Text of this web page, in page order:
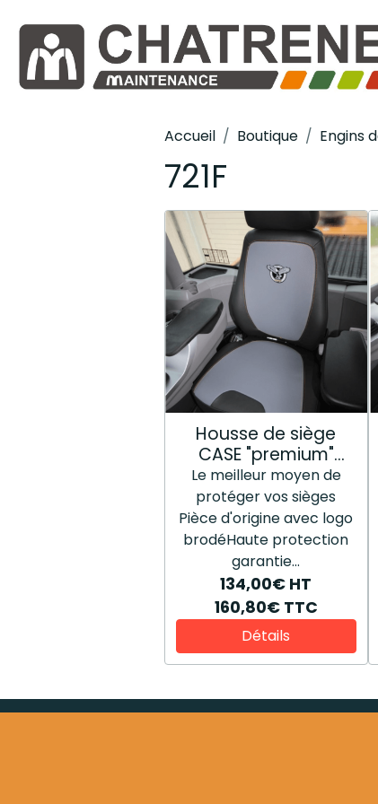
Accueil Boutique Engins
721F
Housse de siège
CASE "premium"
48196808
Le meilleur moyen de
protéger vos sièges
Pièce d'origine avec logo
brodéHaute protection
garantie...
134,00€ HT
160,80€ TTC
Détails